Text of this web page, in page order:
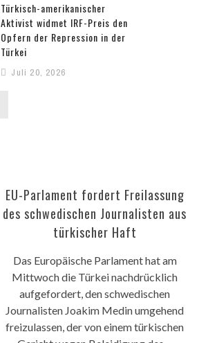
Türkisch-amerikanischer
Aktivist widmet IRF-Preis den
Opfern der Repression in der
Türkei
Juli 20, 2026
EU-Parlament fordert Freilassung
des schwedischen Journalisten aus
türkischer Haft
Das Europäische Parlament hat am
Mittwoch die Türkei nachdrücklich
aufgefordert, den schwedischen
Journalisten Joakim Medin umgehend
freizulassen, der von einem türkischen